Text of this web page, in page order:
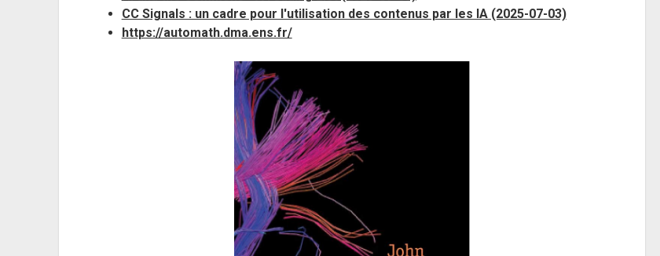
CC Signals : un cadre pour l'utilisation des contenus par les IA (2025-07-03)
https://automath.dma.ens.fr/